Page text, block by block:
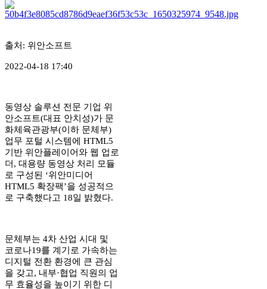
출처: 위안소프트
2022-04-18 17:40
동영상 솔루션 전문 기업 위
안소프트(대표 안치성)가 문
화체육관광부(이하 문체부)
업무 포털 시스템에 HTML5
기반 위안플레이어와 웹 업로
더, 대용량 동영상 처리 모듈
로 구성된 ‘위안미디어
HTML5 확장팩’을 성공적으
로 구축했다고 18일 밝혔다.
문체부는 4차 산업 시대 및
코로나19를 계기로 가속하는
디지털 전환 환경에 큰 관심
을 갖고, 내부·협업 직원의 업
무 효율성을 높이기 위한 디